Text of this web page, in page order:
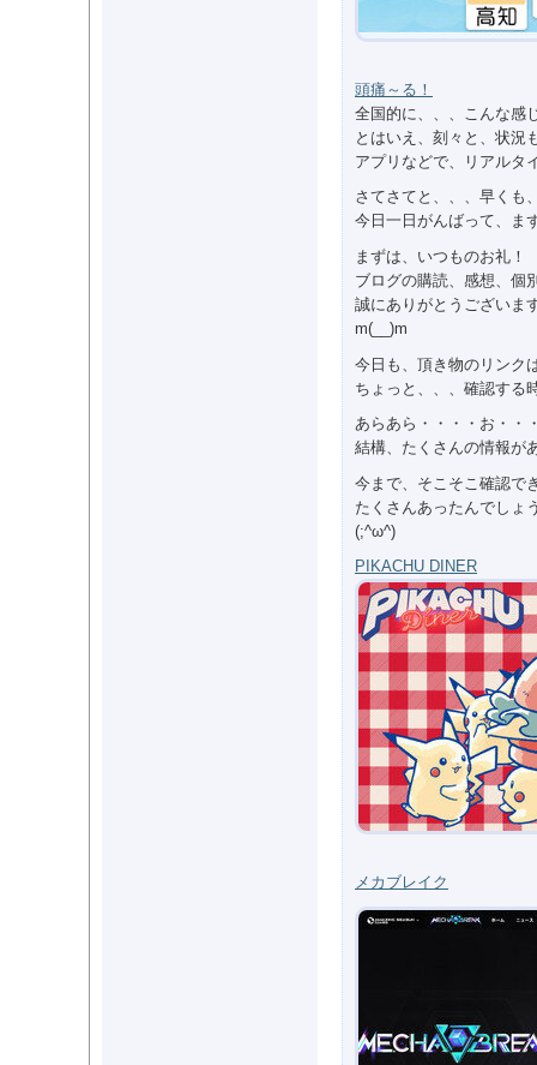
頭痛～る！
全国的に、、、こんな感
とはいえ、刻々と、状況
アプリなどで、リアルタ
さてさてと、、、早くも
今日一日がんばって、ま
まずは、いつものお礼！
ブログの購読、感想、個
誠にありがとうございま
m(__)m
今日も、頂き物のリンク
ちょっと、、、確認する
あらあら・・・・お・・
結構、たくさんの情報が
今まで、そこそこ確認で
たくさんあったんでしょ
(;^ω^)
PIKACHU DINER
メカブレイク